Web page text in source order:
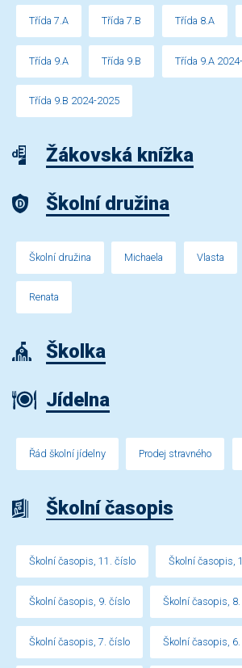
Třída 7.A Třída 7.B Třída 8.A
Třída 9.A Třída 9.B Třída 9.A
Třída 9.B 2024-2025
Žákovská knížka
Školní družina
Školní družina Michaela Vlasta
Renata
Školka
Jídelna
Řád školní jídelny Prodej stravného
Školní časopis
Školní časopis, 11. číslo Školní časopis,
Školní časopis, 9. číslo Školní časopis,
Školní časopis, 7. číslo Školní časopis,